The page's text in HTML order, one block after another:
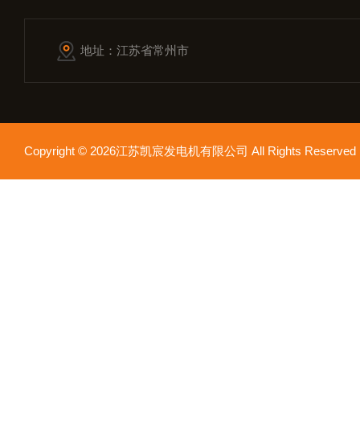
地址：江苏省常州市
Copyright © 2026江苏凯宸发电机有限公司 All Rights